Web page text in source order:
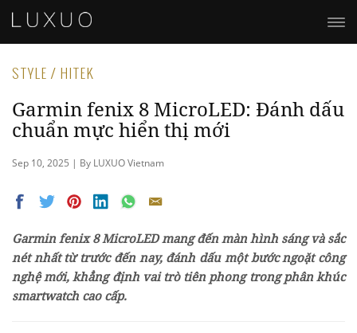
STYLE / HITEK
Garmin fenix 8 MicroLED: Đánh dấu
chuẩn mực hiển thị mới
Sep 10, 2025 | By LUXUO Vietnam
Garmin fenix 8 MicroLED mang đến màn hình sáng và sắc
nét nhất từ trước đến nay, đánh dấu một bước ngoặt công
nghệ mới, khẳng định vai trò tiên phong trong phân khúc
smartwatch cao cấp.